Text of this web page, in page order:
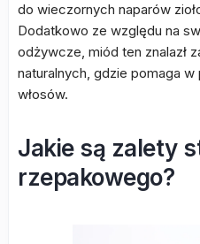
do wieczornych naparów
Dodatkowo ze względu na
odżywcze, miód ten znalazł
naturalnych, gdzie pomaga
włosów.
Jakie są zalety
rzepakowego?